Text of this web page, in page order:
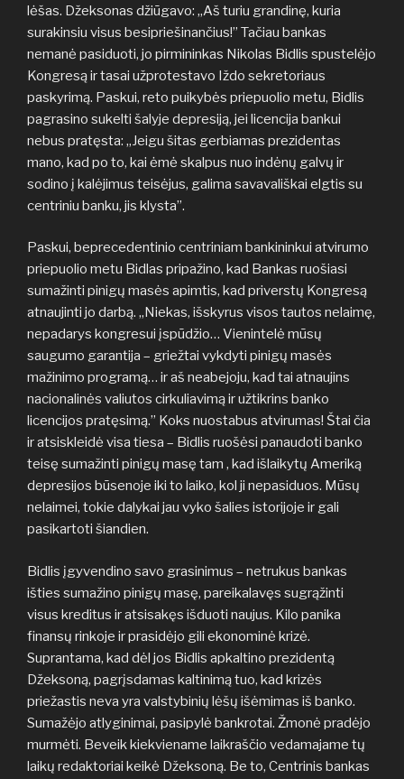
lėšas. Džeksonas džiūgavo: „Aš turiu grandinę, kuria
surakinsiu visus besipriešinančius!” Tačiau bankas
nemanė pasiduoti, jo pirmininkas Nikolas Bidlis spustelėjo
Kongresą ir tasai užprotestavo Iždo sekretoriaus
paskyrimą. Paskui, reto puikybės priepuolio metu, Bidlis
pagrasino sukelti šalyje depresiją, jei licencija bankui
nebus pratęsta: „Jeigu šitas gerbiamas prezidentas
mano, kad po to, kai ėmė skalpus nuo indėnų galvų ir
sodino į kalėjimus teisėjus, galima savavališkai elgtis su
centriniu banku, jis klysta”.
Paskui, beprecedentinio centriniam bankininkui atvirumo
priepuolio metu Bidlas pripažino, kad Bankas ruošiasi
sumažinti pinigų masės apimtis, kad priverstų Kongresą
atnaujinti jo darbą. „Niekas, išskyrus visos tautos nelaimę,
nepadarys kongresui įspūdžio… Vienintelė mūsų
saugumo garantija – griežtai vykdyti pinigų masės
mažinimo programą… ir aš neabejoju, kad tai atnaujins
nacionalinės valiutos cirkuliavimą ir užtikrins banko
licencijos pratęsimą.” Koks nuostabus atvirumas! Štai čia
ir atsiskleidė visa tiesa – Bidlis ruošėsi panaudoti banko
teisę sumažinti pinigų masę tam , kad išlaikytų Ameriką
depresijos būsenoje iki to laiko, kol ji nepasiduos. Mūsų
nelaimei, tokie dalykai jau vyko šalies istorijoje ir gali
pasikartoti šiandien.
Bidlis įgyvendino savo grasinimus – netrukus bankas
išties sumažino pinigų masę, pareikalavęs sugrąžinti
visus kreditus ir atsisakęs išduoti naujus. Kilo panika
finansų rinkoje ir prasidėjo gili ekonominė krizė.
Suprantama, kad dėl jos Bidlis apkaltino prezidentą
Džeksoną, pagrįsdamas kaltinimą tuo, kad krizės
priežastis neva yra valstybinių lėšų išėmimas iš banko.
Sumažėjo atlyginimai, pasipylė bankrotai. Žmonė pradėjo
murmėti. Beveik kiekviename laikraščio vedamajame tų
laikų redaktoriai keikė Džeksoną. Be to, Centrinis bankas